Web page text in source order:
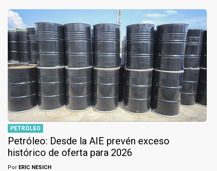
PETRÓLEO
Petróleo: Desde la AIE prevén exceso
histórico de oferta para 2026
Por ERIC NESICH